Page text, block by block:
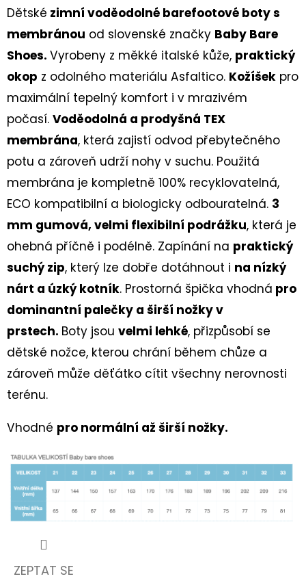
Dětské zimní voděodolné barefootové boty s
membránou od slovenské značky Baby Bare
Shoes. Vyrobeny z měkké italské kůže, praktický
okop z odolného materiálu Asfaltico. Kožíšek pro
maximální tepelný komfort i v mrazivém
počasí. Voděodolná a prodyšná TEX
membrána, která zajistí odvod přebytečného
potu a zároveň udrží nohy v suchu. Použitá
membrána je kompletně 100% recyklovatelná,
ECO kompatibilní a biologicky odbouratelná. 3
mm gumová, velmi flexibilní podrážku, která je
ohebná příčně i podélně. Zapínání na praktický
suchý zip, který lze dobře dotáhnout i na nízký
nárt a úzký kotník. Prostorná špička vhodná pro
dominantní palečky a širší nožky v
prstech. Boty jsou velmi lehké, přizpůsobí se
dětské nožce, kterou chrání během chůze a
zároveň může děťátko cítit všechny nerovnosti
terénu.
Vhodné pro normální až širší nožky.
ZEPTAT SE
TURISTICKÝ
DENÍK
60
Kč